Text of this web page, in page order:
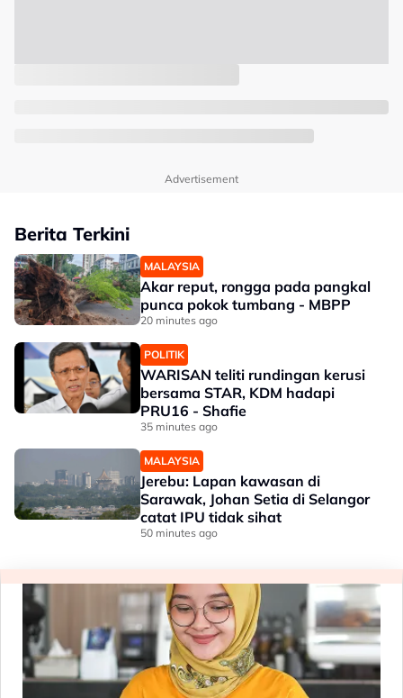
Advertisement
Berita Terkini
MALAYSIA
Akar reput, rongga pada pangkal
punca pokok tumbang - MBPP
20 minutes ago
POLITIK
WARISAN teliti rundingan kerusi
bersama STAR, KDM hadapi
PRU16 - Shafie
35 minutes ago
MALAYSIA
Jerebu: Lapan kawasan di
Sarawak, Johan Setia di Selangor
catat IPU tidak sihat
50 minutes ago